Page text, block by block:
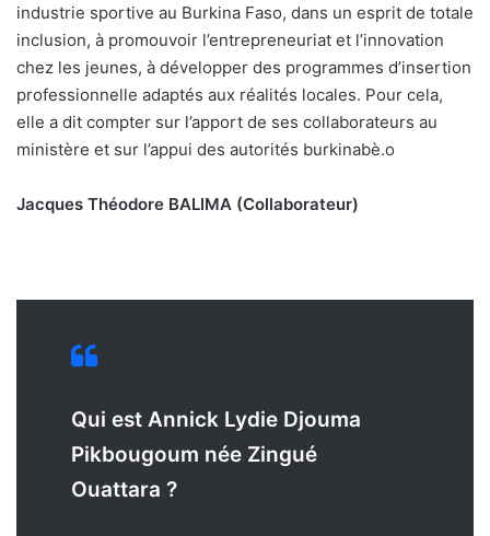
industrie sportive au Burkina Faso, dans un esprit de totale
inclusion, à promouvoir l’entrepreneuriat et l’innovation
chez les jeunes, à développer des programmes d’insertion
professionnelle adaptés aux réalités locales. Pour cela,
elle a dit compter sur l’apport de ses collaborateurs au
ministère et sur l’appui des autorités burkinabè.o
Jacques Théodore BALIMA (Collaborateur)
Qui est Annick Lydie Djouma
Pikbougoum née Zingué
Ouattara ?